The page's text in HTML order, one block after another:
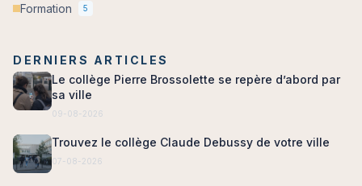
Formation 5
DERNIERS ARTICLES
Le collège Pierre Brossolette se repère d’abord par
sa ville
09-08-2026
Trouvez le collège Claude Debussy de votre ville
07-08-2026